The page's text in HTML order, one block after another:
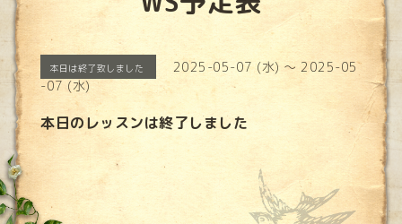
本日は終了致しました
2025-05-07 (水) ～ 2025-05
-07 (水)
本日のレッスンは終了しました